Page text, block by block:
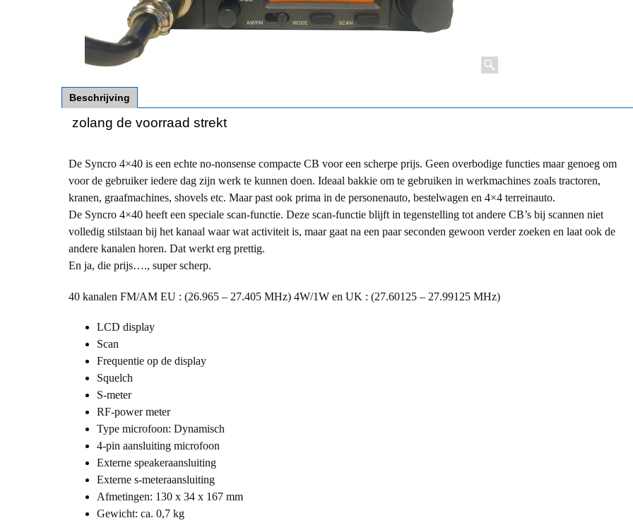
Beschrijving
zolang de voorraad strekt
De Syncro 4×40 is een echte no-nonsense compacte CB voor een scherpe prijs. Geen overbodige functies maar genoeg om
voor de gebruiker iedere dag zijn werk te kunnen doen. Ideaal bakkie om te gebruiken in werkmachines zoals tractoren,
kranen, graafmachines, shovels etc. Maar past ook prima in de personenauto, bestelwagen en 4×4 terreinauto.
De Syncro 4×40 heeft een speciale scan-functie. Deze scan-functie blijft in tegenstelling tot andere CB’s bij scannen niet
volledig stilstaan bij het kanaal waar wat activiteit is, maar gaat na een paar seconden gewoon verder zoeken en laat ook de
andere kanalen horen. Dat werkt erg prettig.
En ja, die prijs…., super scherp.
40 kanalen FM/AM EU : (26.965 – 27.405 MHz) 4W/1W en UK : (27.60125 – 27.99125 MHz)
LCD display
Scan
Frequentie op de display
Squelch
S-meter
RF-power meter
Type microfoon: Dynamisch
4-pin aansluiting microfoon
Externe speakeraansluiting
Externe s-meteraansluiting
Afmetingen: 130 x 34 x 167 mm
Gewicht: ca. 0,7 kg